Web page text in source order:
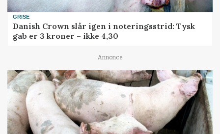
GRISE
Danish Crown slår igen i noteringsstrid: Tysk
gab er 3 kroner – ikke 4,30
Annonce